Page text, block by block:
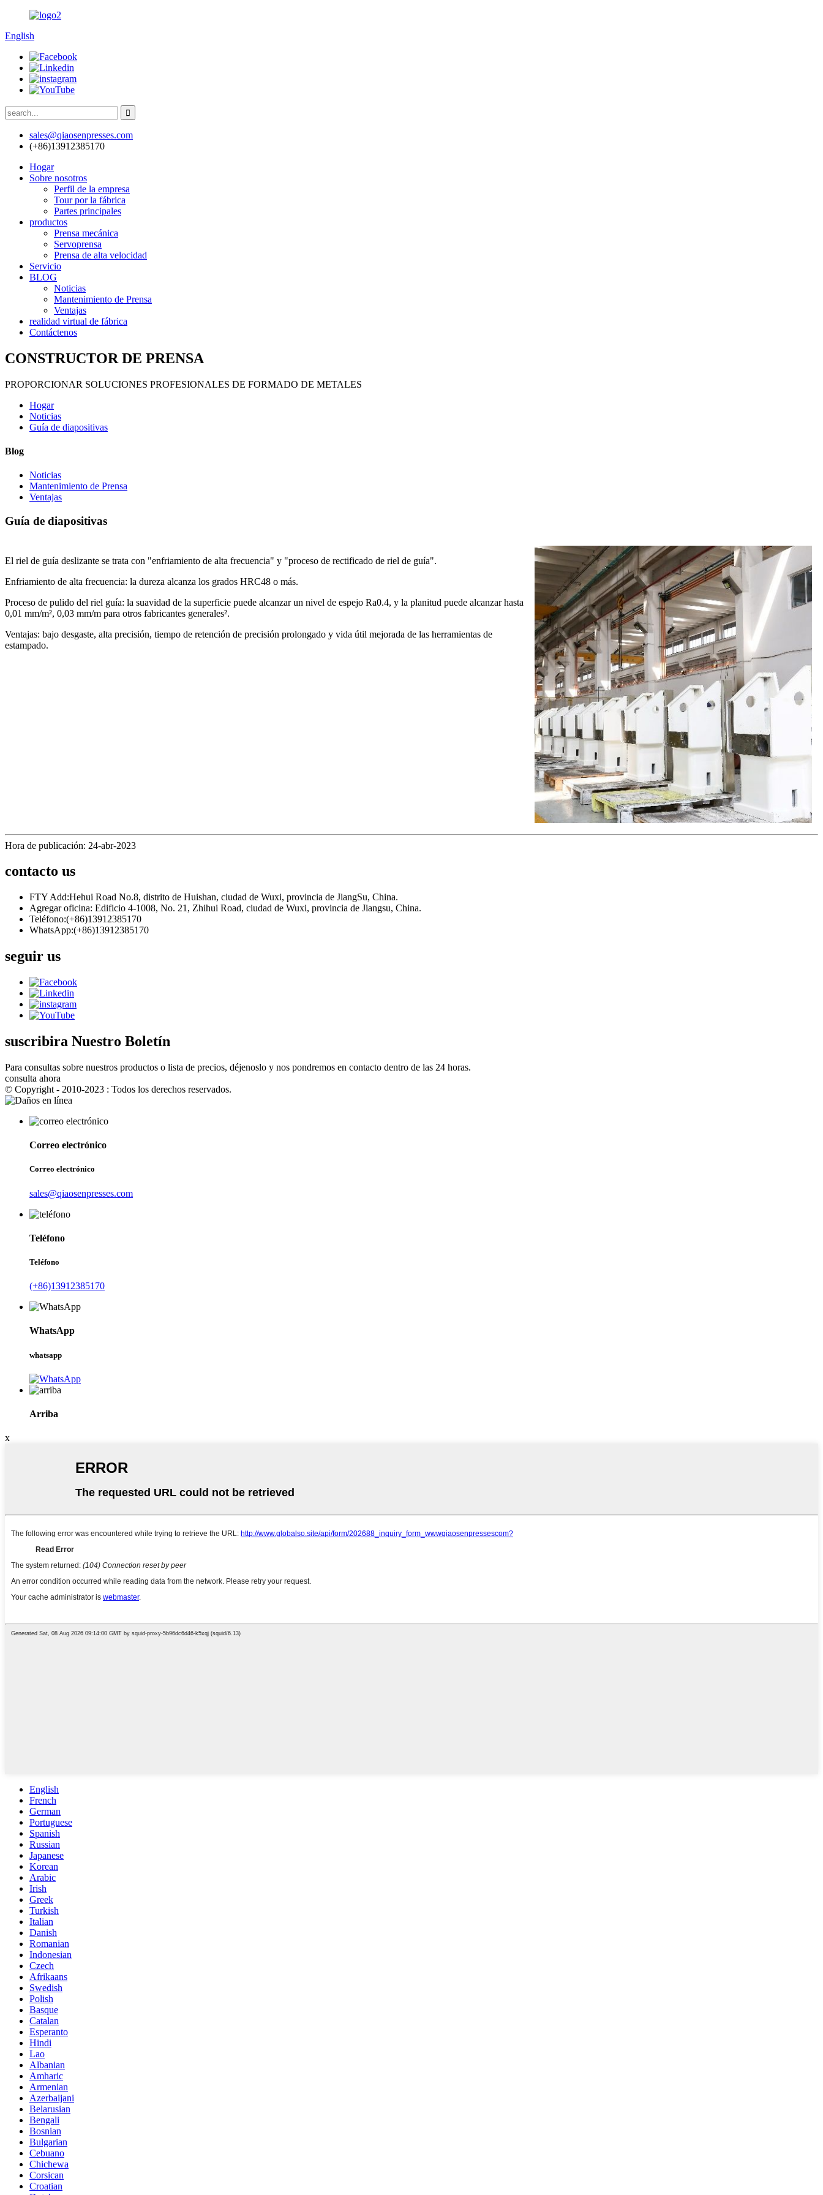
English
sales@qiaosenpresses.com
(+86)13912385170
Hogar
Sobre nosotros
Perfil de la empresa
Tour por la fábrica
Partes principales
productos
Prensa mecánica
Servoprensa
Prensa de alta velocidad
Servicio
BLOG
Noticias
Mantenimiento de Prensa
Ventajas
realidad virtual de fábrica
Contáctenos
CONSTRUCTOR DE PRENSA
PROPORCIONAR SOLUCIONES PROFESIONALES DE FORMADO DE METALES
Hogar
Noticias
Guía de diapositivas
Blog
Noticias
Mantenimiento de Prensa
Ventajas
Guía de diapositivas
El riel de guía deslizante se trata con "enfriamiento de alta frecuencia" y "proceso de rectificado de riel de guía".
Enfriamiento de alta frecuencia: la dureza alcanza los grados HRC48 o más.
Proceso de pulido del riel guía: la suavidad de la superficie puede alcanzar un nivel de espejo Ra0.4, y la planitud puede alcanzar hasta
0,01 mm/m², 0,03 mm/m para otros fabricantes generales².
Ventajas: bajo desgaste, alta precisión, tiempo de retención de precisión prolongado y vida útil mejorada de las herramientas de
estampado.
Hora de publicación: 24-abr-2023
contacto us
FTY Add:Hehui Road No.8, distrito de Huishan, ciudad de Wuxi, provincia de JiangSu, China.
Agregar oficina: Edificio 4-1008, No. 21, Zhihui Road, ciudad de Wuxi, provincia de Jiangsu, China.
Teléfono:(+86)13912385170
WhatsApp:(+86)13912385170
seguir us
suscribira Nuestro Boletín
Para consultas sobre nuestros productos o lista de precios, déjenoslo y nos pondremos en contacto dentro de las 24 horas.
consulta ahora
© Copyright - 2010-2023 : Todos los derechos reservados.
Correo electrónico
Correo electrónico
sales@qiaosenpresses.com
Teléfono
Teléfono
(+86)13912385170
WhatsApp
whatsapp
Arriba
x
English
French
German
Portuguese
Spanish
Russian
Japanese
Korean
Arabic
Irish
Greek
Turkish
Italian
Danish
Romanian
Indonesian
Czech
Afrikaans
Swedish
Polish
Basque
Catalan
Esperanto
Hindi
Lao
Albanian
Amharic
Armenian
Azerbaijani
Belarusian
Bengali
Bosnian
Bulgarian
Cebuano
Chichewa
Corsican
Croatian